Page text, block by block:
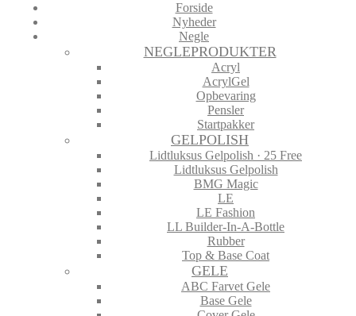
Forside
Nyheder
Negle
NEGLEPRODUKTER
Acryl
AcrylGel
Opbevaring
Pensler
Startpakker
GELPOLISH
Lidtluksus Gelpolish · 25 Free
Lidtluksus Gelpolish
BMG Magic
LE
LE Fashion
LL Builder-In-A-Bottle
Rubber
Top & Base Coat
GELE
ABC Farvet Gele
Base Gele